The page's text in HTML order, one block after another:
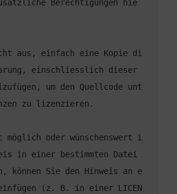
Berechtigungen hie
aus, einfach eine Kopie di
einschliesslich dieser
um den Quellcode unt
möglich oder wünschenswert i
in einer bestimmten Datei
können Sie den Hinweis an e
(z. B. in einer LICEN